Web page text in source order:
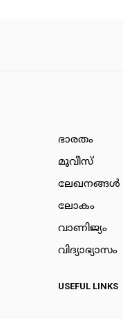
ഭാരതം
മൂവീസ്
ലേഖനങ്ങള്‍
ലോകം
വാണിജ്യം
വിദ്യാഭ്യാസം
USEFUL LINKS